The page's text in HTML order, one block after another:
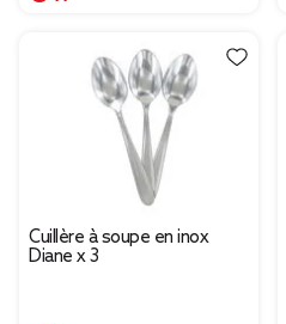
Cuillère à soupe en inox
Diane x 3